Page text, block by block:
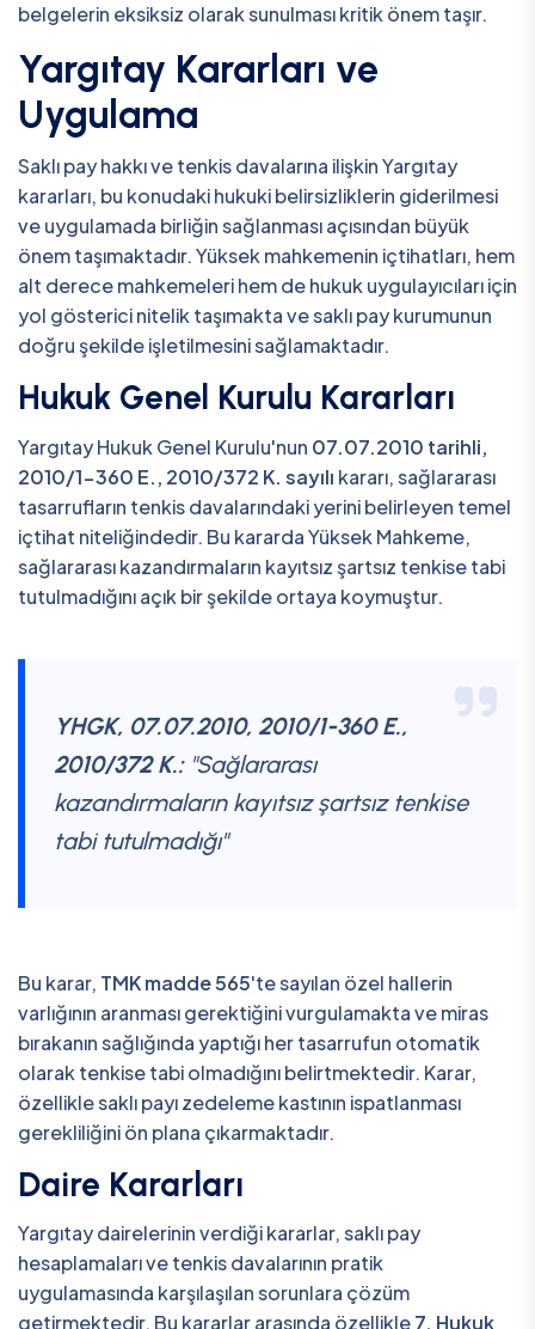
belgelerin eksiksiz olarak sunulması kritik önem taşır.
Yargıtay Kararları ve
Uygulama
Saklı pay hakkı ve tenkis davalarına ilişkin Yargıtay
kararları, bu konudaki hukuki belirsizliklerin giderilmesi
ve uygulamada birliğin sağlanması açısından büyük
önem taşımaktadır. Yüksek mahkemenin içtihatları, hem
alt derece mahkemeleri hem de hukuk uygulayıcıları için
yol gösterici nitelik taşımakta ve saklı pay kurumunun
doğru şekilde işletilmesini sağlamaktadır.
Hukuk Genel Kurulu Kararları
Yargıtay Hukuk Genel Kurulu'nun 07.07.2010 tarihli,
2010/1-360 E., 2010/372 K. sayılı kararı, sağlararası
tasarrufların tenkis davalarındaki yerini belirleyen temel
içtihat niteliğindedir. Bu kararda Yüksek Mahkeme,
sağlararası kazandırmaların kayıtsız şartsız tenkise tabi
tutulmadığını açık bir şekilde ortaya koymuştur.
YHGK, 07.07.2010, 2010/1-360 E.,
2010/372 K.:"Sağlararası
kazandırmaların kayıtsız şartsız tenkise
tabi tutulmadığı"
Bu karar, TMK madde 565'te sayılan özel hallerin
varlığının aranması gerektiğini vurgulamakta ve miras
bırakanın sağlığında yaptığı her tasarrufun otomatik
olarak tenkise tabi olmadığını belirtmektedir. Karar,
özellikle saklı payı zedeleme kastının ispatlanması
gerekliliğini ön plana çıkarmaktadır.
Daire Kararları
Yargıtay dairelerinin verdiği kararlar, saklı pay
hesaplamaları ve tenkis davalarının pratik
uygulamasında karşılaşılan sorunlara çözüm
getirmektedir. Bu kararlar arasında özellikle7. Hukuk